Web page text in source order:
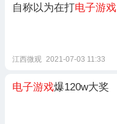
自称以为在打电子游戏
江西微观 2021-07-03 11:33
电子游戏爆120w大奖